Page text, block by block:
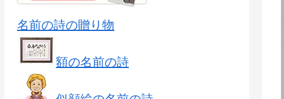
名前の詩の贈り物
額の名前の詩